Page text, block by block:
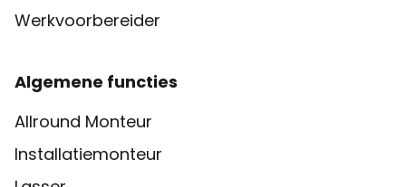
Werkvoorbereider
Algemene functies
Allround Monteur
Installatiemonteur